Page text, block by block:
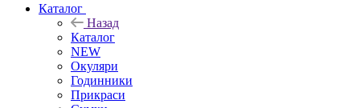
Каталог
Назад
Каталог
NEW
Окуляри
Годинники
Прикраси